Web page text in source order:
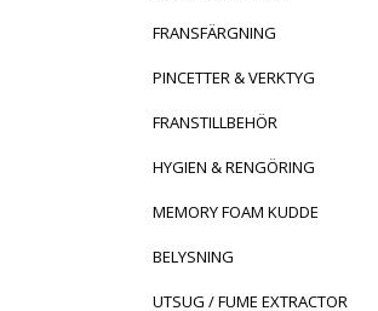
FRANSFÄRGNING
PINCETTER & VERKTYG
FRANSTILLBEHÖR
HYGIEN & RENGÖRING
MEMORY FOAM KUDDE
BELYSNING
UTSUG / FUME EXTRACTOR